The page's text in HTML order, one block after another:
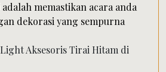
memastikan acara anda
dekorasi yang sempurna